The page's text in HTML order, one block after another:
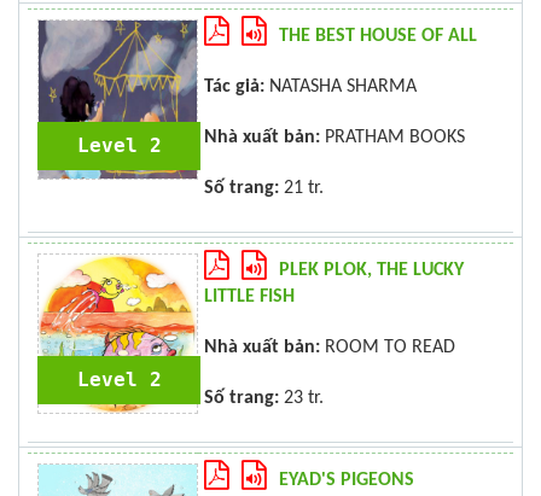
Level 2
THE BEST HOUSE OF ALL
Tác giả: NATASHA SHARMA
Nhà xuất bản: PRATHAM BOOKS
Số trang: 21 tr.
Level 2
PLEK PLOK, THE LUCKY
LITTLE FISH
Nhà xuất bản: ROOM TO READ
Số trang: 23 tr.
EYAD'S PIGEONS